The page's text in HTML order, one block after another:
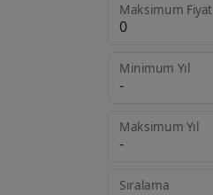
Maksimum Fiyat
Minimum Yıl
Maksimum Yıl
Sıralama